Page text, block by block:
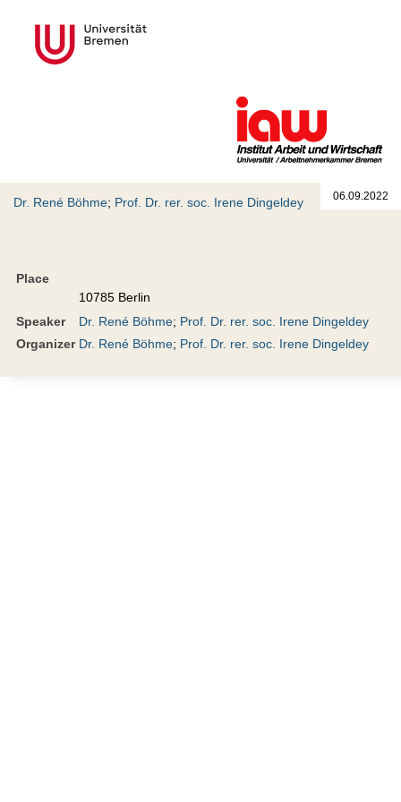
06.09.2022
Dr. René Böhme; Prof. Dr. rer. soc. Irene Dingeldey
Place
10785 Berlin
Speaker
Dr. René Böhme; Prof. Dr. rer. soc. Irene Dingeldey
Organizer Dr. René Böhme; Prof. Dr. rer. soc. Irene Dingeldey